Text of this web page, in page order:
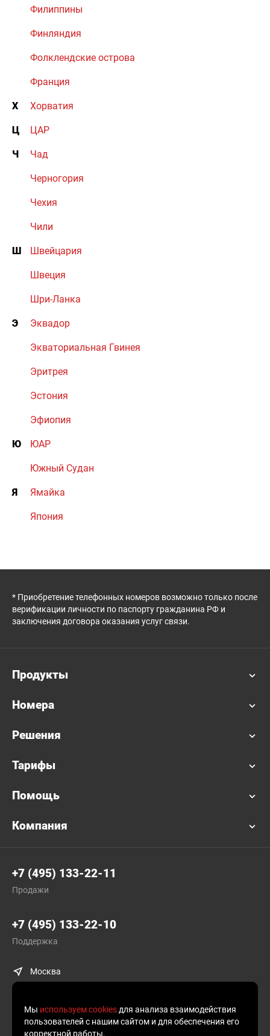
Филиппины
Финляндия
Фолклендские острова
Франция
Х Хорватия
Ц ЦАР
Ч Чад
Черногория
Чехия
Чили
Ш Швейцария
Швеция
Шри-Ланка
Э Эквадор
Экваториальная Гвинея
Эритрея
Эстония
Эфиопия
Ю ЮАР
Южный Судан
Я Ямайка
Япония
* Приобретение телефонных номеров возможно только после
верификации личности по паспорту гражданина РФ и
заключения договора оказания услуг связи.
Продукты
Номера
Решения
Тарифы
Помощь
Компания
+7 (495) 133-22-11
Продажи
+7 (495) 133-22-10
Поддержка
Москва
Мы используем cookies для анализа взаимодействия
пользователей с нашим сайтом и для обеспечения его
корректной работы.